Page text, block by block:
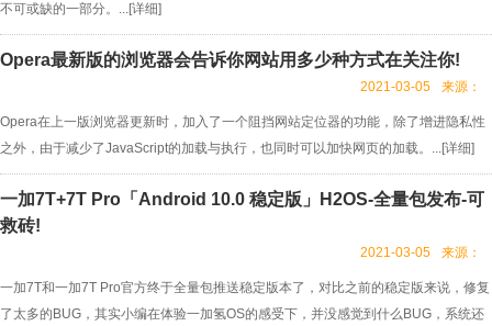
不可或缺的一部分。...[详细]
Opera最新版的浏览器会告诉你网站用多少种方式在关注你!
来源：
2021-03-05
Opera在上一版浏览器更新时，加入了一个阻挡网站定位器的功能，除了增进隐私性
之外，由于减少了JavaScript的加载与执行，也同时可以加快网页的加载。...[详细]
一加7T+7T Pro「Android 10.0 稳定版」H2OS-全量包发布-可
救砖!
来源：
2021-03-05
一加7T和一加7T Pro官方终于全量包推送稳定版本了，对比之前的稳定版来说，修复
了太多的BUG，其实小编在体验一加氢OS的感受下，并没感觉到什么BUG，系统还